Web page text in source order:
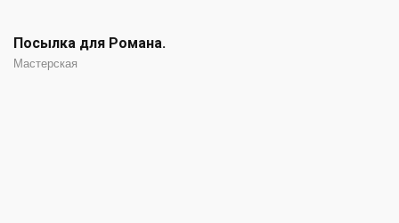
Посылка для Романа.
Мастерская